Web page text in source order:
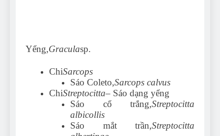
Yểng,Graculasp.
ChiSarcops
Sáo Coleto,Sarcops calvus
ChiStreptocitta– Sáo dạng yểng
Sáo cổ trắng,Streptocitta
albicollis
Sáo mắt trần,Streptocitta